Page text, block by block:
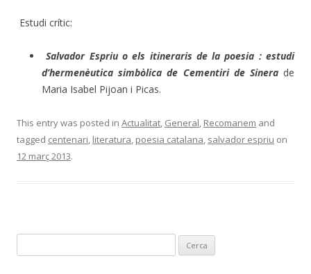
Estudi crític:
Salvador Espriu o els itineraris de la poesia : estudi
d’hermenèutica simbòlica de Cementiri de Sinerade
Maria Isabel Pijoan i Picas.
This entry was posted in Actualitat General Recomanem and
tagged centenari literatura poesia catalana salvador espriu on
12 març 2013.
e